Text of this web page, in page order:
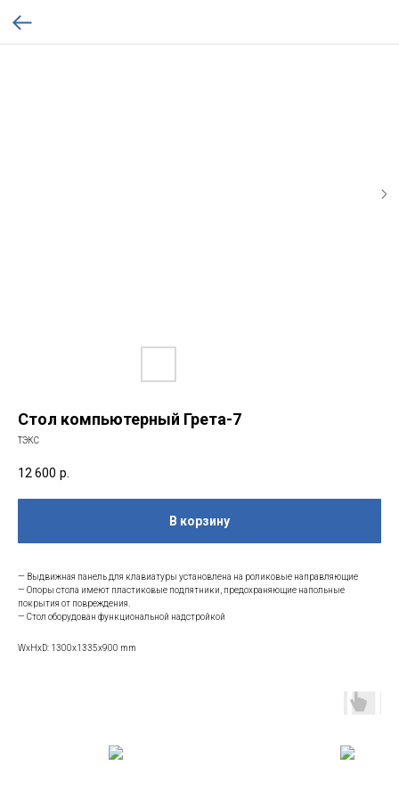
Стол компьютерный Грета-7
ТЭКС
12 600 р.
В корзину
— Выдвижная панель для клавиатуры установлена на роликовые направляющие
— Опоры стола имеют пластиковые подпятники, предохраняющие напольные
покрытия от повреждения.
— Стол оборудован функциональной надстройкой
WxHxD: 1300x1335x900 mm